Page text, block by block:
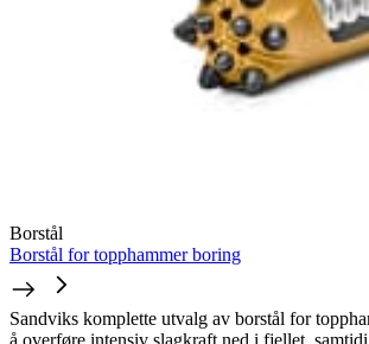
Borstål
Borstål for topphammer boring
Sandviks komplette utvalg av borstål for
å overføre intensiv slagkraft ned i fjellet,